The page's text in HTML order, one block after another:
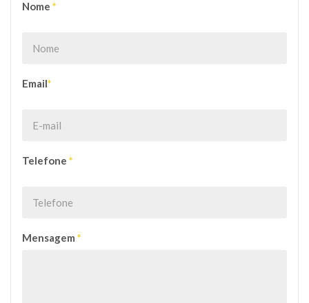
Nome *
Email*
Telefone *
Mensagem *